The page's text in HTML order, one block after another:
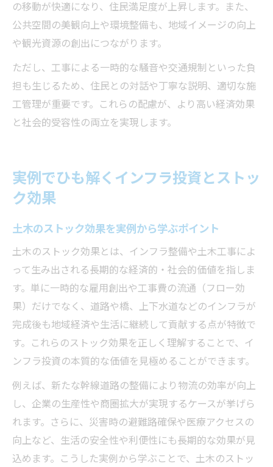
の移動が快適になり、住民満足度が上昇します。また、
公共空間の美観向上や環境整備も、地域イメージの向上
や観光資源の創出につながります。
ただし、工事による一時的な騒音や交通規制といった負
担も生じるため、住民との対話や丁寧な説明、適切な施
工管理が重要です。これらの配慮が、より高い経済効果
と社会的受容性の両立を実現します。
実例でひも解くインフラ投資とストッ
ク効果
土木のストック効果を実例から学ぶポイント
土木のストック効果とは、インフラ整備や土木工事によ
って生み出される長期的な経済的・社会的価値を指しま
す。単に一時的な雇用創出や工事費の流通（フロー効
果）だけでなく、道路や橋、上下水道などのインフラが
完成後も地域経済や生活に継続して貢献する点が特徴で
す。これらのストック効果を正しく理解することで、イ
ンフラ投資の本質的な価値を見極めることができます。
例えば、新たな幹線道路の整備により物流の効率が向上
し、企業の生産性や商圏拡大が実現するケースが挙げら
れます。さらに、災害時の避難路確保や医療アクセスの
向上など、生活の安全性や利便性にも長期的な効果が見
込めます。こうした実例から学ぶことで、土木のストッ